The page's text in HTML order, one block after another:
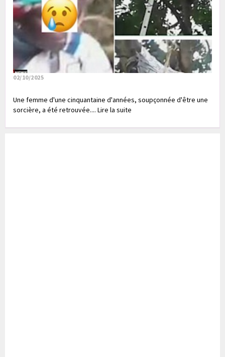
02/10/2025
Une femme d'une cinquantaine d'années, soupçonnée d'être une
sorcière, a été retrouvée.... Lire la suite